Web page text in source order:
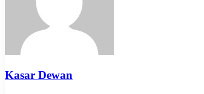
Kasar Dewan